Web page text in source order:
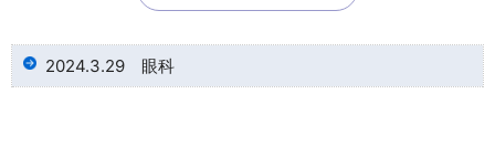
2024.3.29 眼科